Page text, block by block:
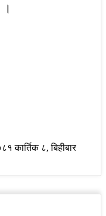
।
कार्तिक ८, बिहीबार